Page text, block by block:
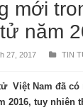
mới
năm
27, 2017 TIN
Việt Nam đã
2016, tuy nhiên